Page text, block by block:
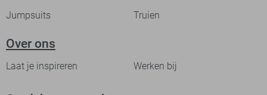
Jumpsuits
Truien
Over ons
Laat je inspireren Werken bij